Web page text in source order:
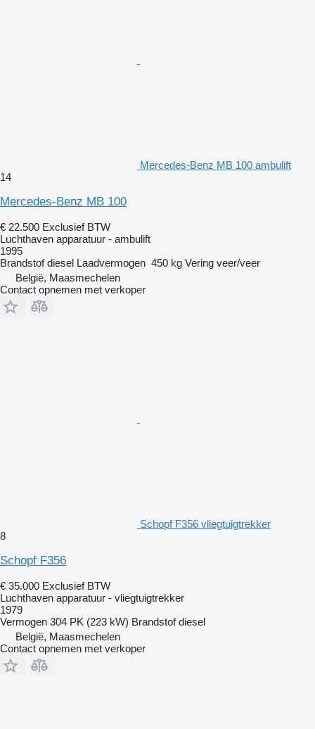
Mercedes-Benz MB 100 ambulift
14
Mercedes-Benz MB 100
€ 22.500 Exclusief BTW
Luchthaven apparatuur - ambulift
1995
Brandstof diesel Laadvermogen 450 kg Vering veer/veer
België, Maasmechelen
Contact opnemen met verkoper
Schopf F356 vliegtuigtrekker
8
Schopf F356
€ 35.000 Exclusief BTW
Luchthaven apparatuur - vliegtuigtrekker
1979
Vermogen 304 PK (223 kW) Brandstof diesel
België, Maasmechelen
Contact opnemen met verkoper